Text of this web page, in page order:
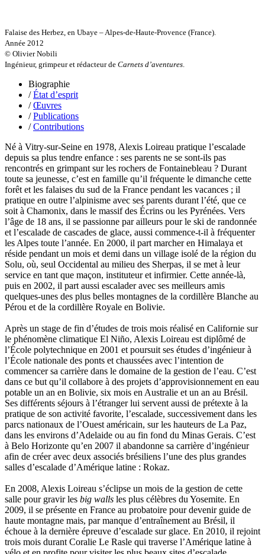
Neyret Pierre
Nicolas Philippe
Niveau Stéphane
Nobili Johanna
Nodet Mariette
Nodet Philippe
Ollivier-Henry Jocelyne
Olmedo Éric
Pacquier Thierry
Pajetnov Valentin
Pastureau Jean
Pavie Auguste
Pelcat Armelle
Peltier Julien
Pinchon Emmanuel
Pitiot Michaël
Pitras Olivier
Plane Alice
Poncet Sally
Poncins Gontran de
Poulle Marie-Lazarine
Poussin Alexandre
Prjevalski Nikolaï
Quierzy Pauline
Raffard Matthieu
Rasse Rémy
Ravel Patrice de
Revel Luc de
Ripart Jacqueline
Rizzato Tullio
Rochez Carine
Rondón Analía
Roperch Aurélie
Roux Baptiste
Sablé Erik
Saint-Loup
Salon Olivier
Sapin-Defour Cédric
Sattler Alexandre
Sauquet Michel
Sauve Philippe
Shipton Eric
Sibony Julie
Sokpakbaïev Berdibek
Soleilhavoup François
Squillace Sophie
Stuck Hudson
Falaise des Herbez, en Ubaye – Alpes-de-Haute-Provence (France).
Année 2012
© Olivier Nobili
Ingénieur, grimpeur et rédacteur de Carnets d’aventures
Biographie
/État d’esprit
/Œuvres
/Publications
/Contributions
Né à Vitry-sur-Seine en 1978, Alexis Loireau pratique l’escalade
depuis sa plus tendre enfance : ses parents ne se sont-ils pas
rencontrés en grimpant sur les rochers de Fontainebleau ? Durant
toute sa jeunesse, c’est en famille qu’il fréquente le dimanche cette
forêt et les falaises du sud de la France pendant les vacances ; il
pratique en outre l’alpinisme avec ses parents durant l’été, que ce
soit à Chamonix, dans le massif des Écrins ou les Pyrénées. Vers
l’âge de 18 ans, il se passionne par ailleurs pour le ski de randonnée
et l’escalade de cascades de glace, aussi commence-t-il à fréquenter
les Alpes toute l’année. En 2000, il part marcher en Himalaya et
réside pendant un mois et demi dans un village isolé de la région du
Solu, où, seul Occidental au milieu des Sherpas, il se met à leur
service en tant que maçon, instituteur et infirmier. Cette année-là,
puis en 2002, il part aussi escalader avec ses meilleurs amis
quelques-unes des plus belles montagnes de la cordillère Blanche au
Pérou et de la cordillère Royale en Bolivie.
Après un stage de fin d’études de trois mois réalisé en Californie sur
le phénomène climatique El Niño, Alexis Loireau est diplômé de
l’École polytechnique en 2001 et poursuit ses études d’ingénieur à
l’École nationale des ponts et chaussées avec l’intention de
commencer sa carrière dans le domaine de la gestion de l’eau. C’est
dans ce but qu’il collabore à des projets d’approvisionnement en eau
potable un an en Bolivie, six mois en Australie et un an au Brésil.
Ses différents séjours à l’étranger lui servent aussi de prétexte à la
pratique de son activité favorite, l’escalade, successivement dans les
parcs nationaux de l’Ouest américain, sur les hauteurs de La Paz,
dans les environs d’Adelaide ou au fin fond du Minas Gerais. C’est
à Belo Horizonte qu’en 2007 il abandonne sa carrière d’ingénieur
afin de créer avec deux associés brésiliens l’une des plus grandes
salles d’escalade d’Amérique latine : Rokaz.
En 2008, Alexis Loireau s’éclipse un mois de la gestion de cette
salle pour gravir les big walls les plus célèbres du Yosemite. En
2009, il se présente en France au probatoire pour devenir guide de
haute montagne mais, par manque d’entraînement au Brésil, il
échoue à la dernière épreuve d’escalade sur glace. En 2010, il rejoint
trois mois durant Coralie Le Rasle qui traverse l’Amérique latine à